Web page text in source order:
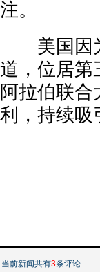
注。
美国因为
道，位居第
阿拉伯联
利，持续吸
当前新闻共有3条评论